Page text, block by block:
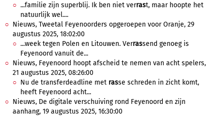
...familie zijn superblij. Ik ben niet verrast, maar hoopte het
natuurlijk wel....
Nieuws, Tweetal Feyenoorders opgeroepen voor Oranje, 29
augustus 2025, 18:02:00
...week tegen Polen en Litouwen. Verrassend genoeg is
Feyenoord vanuit de...
Nieuws, Feyenoord hoopt afscheid te nemen van acht spelers,
21 augustus 2025, 08:26:00
Nu de transferdeadline met rasse schreden in zicht komt,
heeft Feyenoord acht...
Nieuws, De digitale verschuiving rond Feyenoord en zijn
aanhang, 19 augustus 2025, 16:30:00